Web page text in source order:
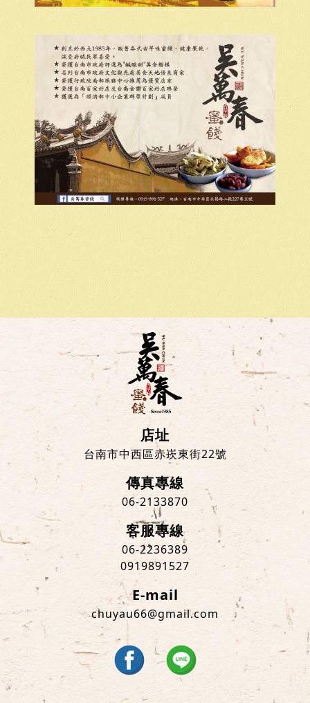
店址
台南市中西區赤崁東街22號
傳真專線
06-2133870
客服專線
06-2236389
0919891527
E-mail
chuyau66@gmail.com